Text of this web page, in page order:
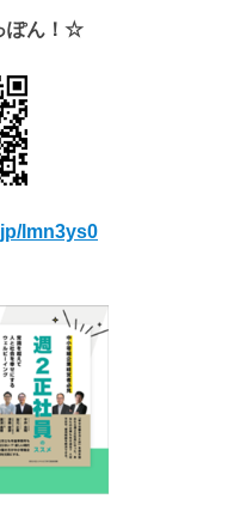
ぽん！☆
lmn3ys0